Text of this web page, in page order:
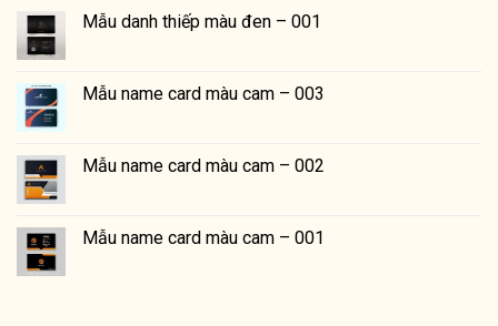
Mẫu danh thiếp màu đen – 001
Mẫu name card màu cam – 003
Mẫu name card màu cam – 002
Mẫu name card màu cam – 001